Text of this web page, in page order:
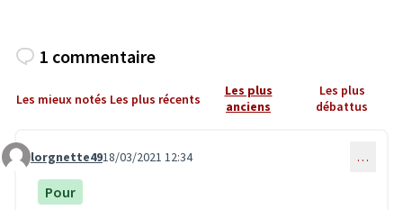
1 commentaire
Les mieux notés Les plus récents
Les plus
anciens
Les plus
débattus
Commentaire 2804
lorgnette4918/03/2021 12:34 …
Pour